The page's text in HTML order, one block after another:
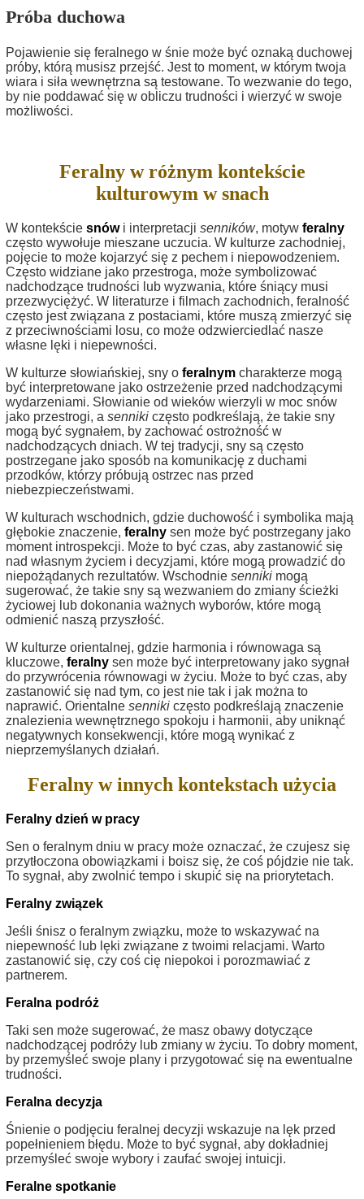
Próba duchowa
Pojawienie się feralnego w śnie może być oznaką duchowej
próby, którą musisz przejść. Jest to moment, w którym twoja
wiara i siła wewnętrzna są testowane. To wezwanie do tego,
by nie poddawać się w obliczu trudności i wierzyć w swoje
możliwości.
Feralny w różnym kontekście
kulturowym w snach
W kontekście snówi interpretacji senników, motyw feralny
często wywołuje mieszane uczucia. W kulturze zachodniej,
pojęcie to może kojarzyć się z pechem i niepowodzeniem.
Często widziane jako przestroga, może symbolizować
nadchodzące trudności lub wyzwania, które śniący musi
przezwyciężyć. W literaturze i filmach zachodnich, feralność
często jest związana z postaciami, które muszą zmierzyć się
z przeciwnościami losu, co może odzwierciedlać nasze
własne lęki i niepewności.
W kulturze słowiańskiej, sny o feralnym charakterze mogą
być interpretowane jako ostrzeżenie przed nadchodzącymi
wydarzeniami. Słowianie od wieków wierzyli w moc snów
jako przestrogi, a senniki często podkreślają, że takie sny
mogą być sygnałem, by zachować ostrożność w
nadchodzących dniach. W tej tradycji, sny są często
postrzegane jako sposób na komunikację z duchami
przodków, którzy próbują ostrzec nas przed
niebezpieczeństwami.
W kulturach wschodnich, gdzie duchowość i symbolika mają
głębokie znaczenie, feralny sen może być postrzegany jako
moment introspekcji. Może to być czas, aby zastanowić się
nad własnym życiem i decyzjami, które mogą prowadzić do
niepożądanych rezultatów. Wschodnie senniki mogą
sugerować, że takie sny są wezwaniem do zmiany ścieżki
życiowej lub dokonania ważnych wyborów, które mogą
odmienić naszą przyszłość.
W kulturze orientalnej, gdzie harmonia i równowaga są
kluczowe, feralny sen może być interpretowany jako sygnał
do przywrócenia równowagi w życiu. Może to być czas, aby
zastanowić się nad tym, co jest nie tak i jak można to
naprawić. Orientalne senniki często podkreślają znaczenie
znalezienia wewnętrznego spokoju i harmonii, aby uniknąć
negatywnych konsekwencji, które mogą wynikać z
nieprzemyślanych działań.
Feralny w innych kontekstach użycia
Feralny dzień w pracy
Sen o feralnym dniu w pracy może oznaczać, że czujesz się
przytłoczona obowiązkami i boisz się, że coś pójdzie nie tak.
To sygnał, aby zwolnić tempo i skupić się na priorytetach.
Feralny związek
Jeśli śnisz o feralnym związku, może to wskazywać na
niepewność lub lęki związane z twoimi relacjami. Warto
zastanowić się, czy coś cię niepokoi i porozmawiać z
partnerem.
Feralna podróż
Taki sen może sugerować, że masz obawy dotyczące
nadchodzącej podróży lub zmiany w życiu. To dobry moment,
by przemyśleć swoje plany i przygotować się na ewentualne
trudności.
Feralna decyzja
Śnienie o podjęciu feralnej decyzji wskazuje na lęk przed
popełnieniem błędu. Może to być sygnał, aby dokładniej
przemyśleć swoje wybory i zaufać swojej intuicji.
Feralne spotkanie